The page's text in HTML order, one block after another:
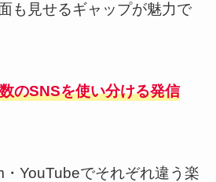
も見せるギャップが魅力で
のSNSを使い分ける発信
YouTubeでそれぞれ違う楽